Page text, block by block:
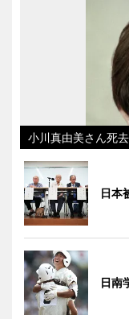
小川真由美さん死
日本
日南